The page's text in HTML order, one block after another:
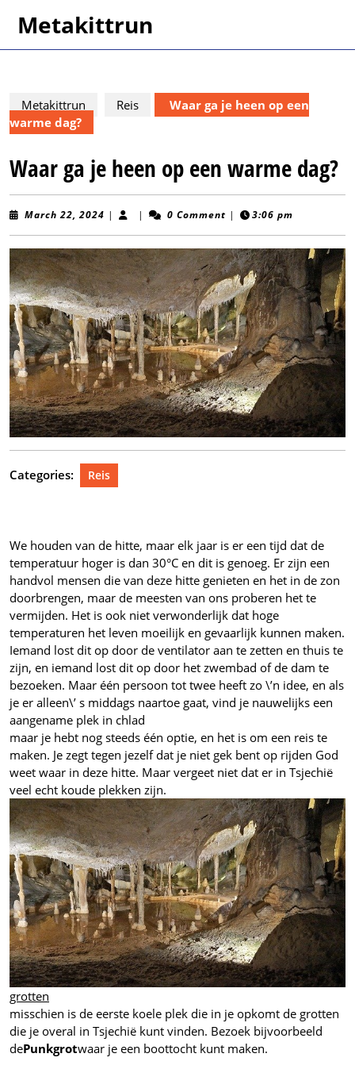
Metakittrun
Metakittrun Reis
Waar ga je heen op een
warme dag?
Waar ga je heen op een warme dag?
March 22, 2024 March
| | 0 Comment | 3:06 pm
Categories: Reis
We houden van de hitte, maar elk jaar is er een tijd dat de
temperatuur hoger is dan 30°C en dit is genoeg. Er zijn een
handvol mensen die van deze hitte genieten en het in de zon
doorbrengen, maar de meesten van ons proberen het te
vermijden. Het is ook niet verwonderlijk dat hoge
temperaturen het leven moeilijk en gevaarlijk kunnen maken.
Iemand lost dit op door de ventilator aan te zetten en thuis te
zijn, en iemand lost dit op door het zwembad of de dam te
bezoeken. Maar één persoon tot twee heeft zo \’n idee, en als
je er alleen\’ s middags naartoe gaat, vind je nauwelijks een
aangename plek in chlad
maar je hebt nog steeds één optie, en het is om een reis te
maken. Je zegt tegen jezelf dat je niet gek bent op rijden God
weet waar in deze hitte. Maar vergeet niet dat er in Tsjechië
veel echt koude plekken zijn.
grotten
misschien is de eerste koele plek die in je opkomt de grotten
die je overal in Tsjechië kunt vinden. Bezoek bijvoorbeeld
dePunkgrotwaar je een boottocht kunt maken.